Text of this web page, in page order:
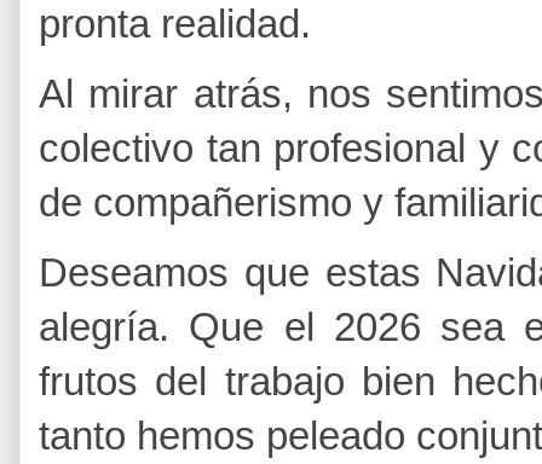
pronta realidad.
Al mirar atrás, nos
colectivo tan profesional y
de compañerismo y
Deseamos que estas
alegría. Que el 2026 sea
frutos del trabajo bien
tanto hemos peleado